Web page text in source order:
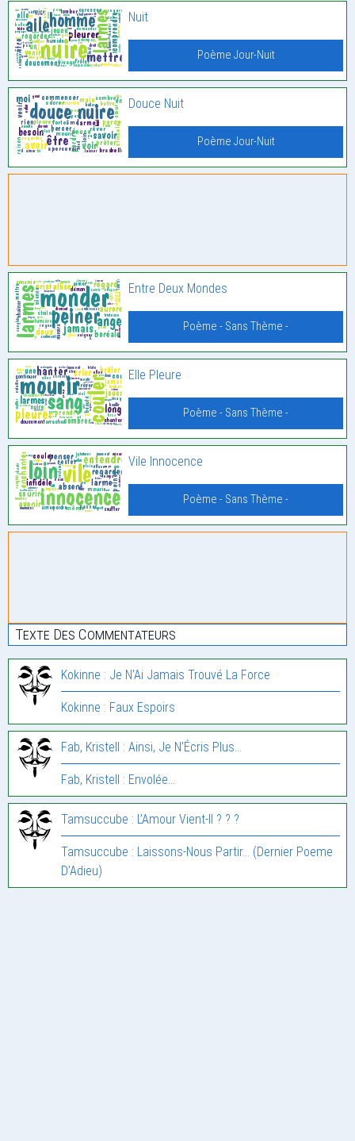
Nuit
Poème Jour-Nuit
Douce Nuit
Poème Jour-Nuit
Entre Deux Mondes
Poème - Sans Thème -
Elle Pleure
Poème - Sans Thème -
Vile Innocence
Poème - Sans Thème -
Texte Des Commentateurs
Kokinne : Je N’Ai Jamais Trouvé La Force
Kokinne : Faux Espoirs
Fab, Kristell : Ainsi, Je N’Écris Plus…
Fab, Kristell : Envolée…
Tamsuccube : L’Amour Vient-Il ? ? ?
Tamsuccube : Laissons-Nous Partir… (Dernier Poeme
D’Adieu)